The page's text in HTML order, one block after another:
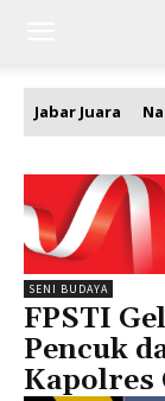
Jabar Juara
SENI BUDAYA
FPSTI
Pencuk
Kapolres